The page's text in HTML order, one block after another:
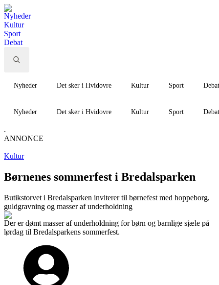
Nyheder
Kultur
Sport
Debat
for:Nyheder Det sker i Hvidovre Kultur Sport Debat
Nyheder Det sker i Hvidovre Kultur Sport Debat
.
ANNONCE
Kultur
Børnenes sommerfest i Bredalsparken
Butikstorvet i Bredalsparken inviterer til børnefest med hoppeborg,
guldgravning og masser af underholdning
Der er dømt masser af underholdning for børn og barnlige sjæle på
lørdag til Bredalsparkens sommerfest.